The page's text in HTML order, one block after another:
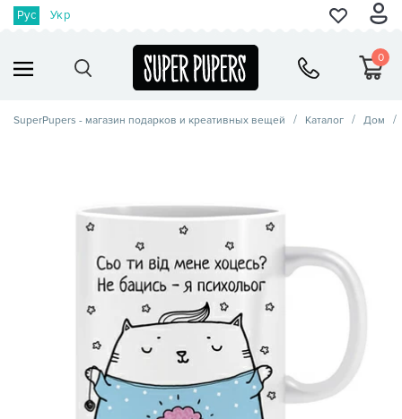
Рус Укр
0
SuperPupers - магазин подарков и креативных вещей Каталог Дом